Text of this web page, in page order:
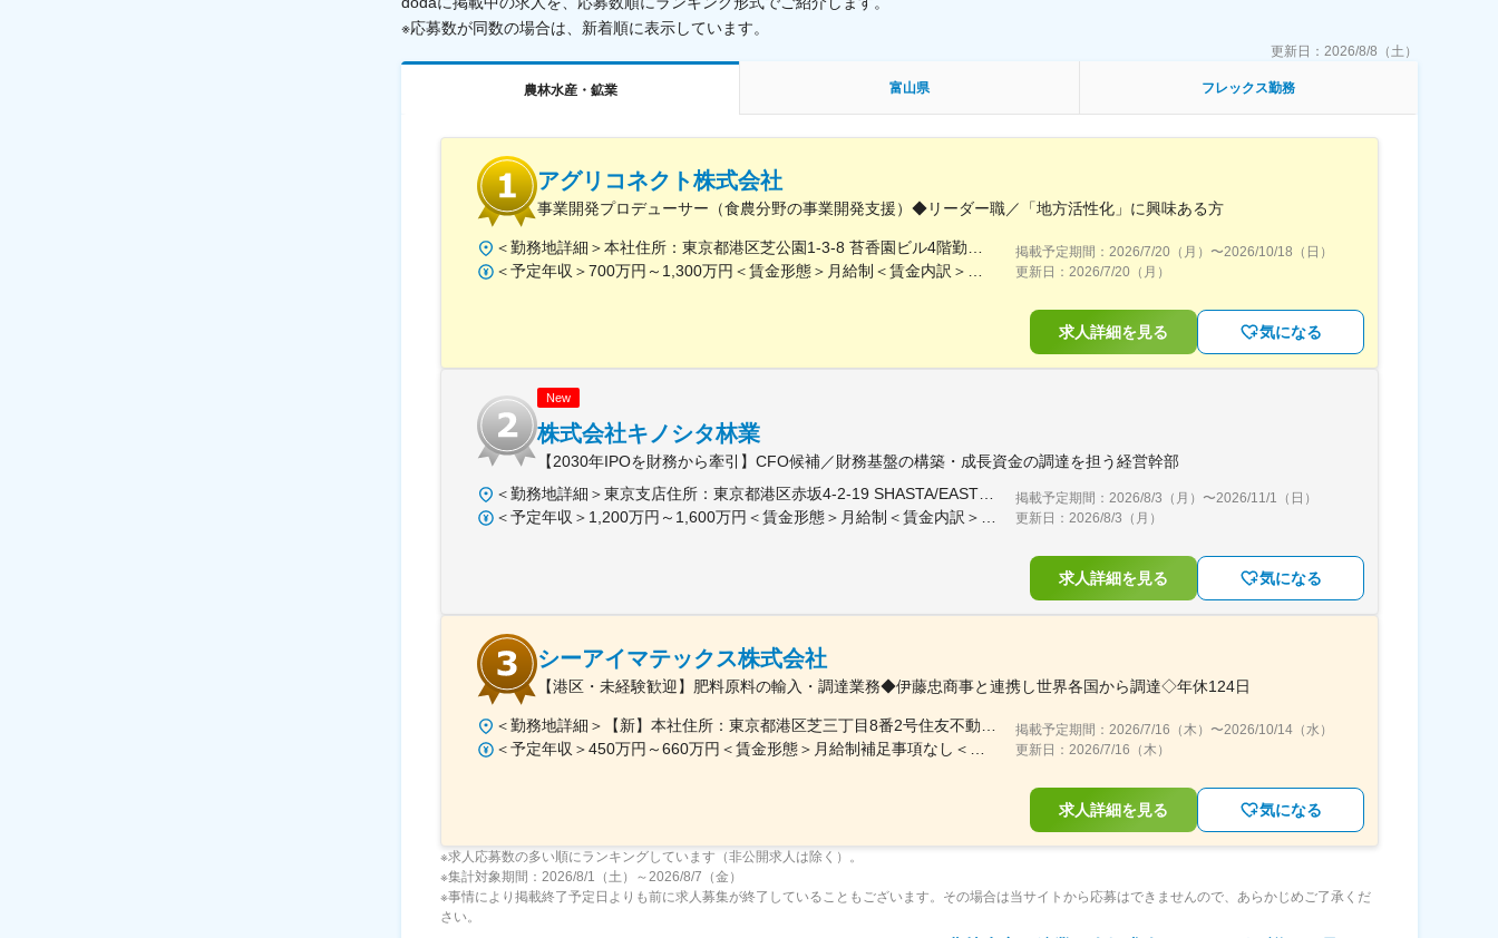
※応募数が同数の場合は、新着順に表示しています。
更新日： 2026/8/8（土）
農林水産・鉱業 富山県 フレックス勤務
アグリコネクト株式会社
事業開発プロデューサー（食農分野の事業開発支援）◆リーダー職／「地方活性化」に興味ある方
＜勤務地詳細＞本社住所：東京都港区芝公園1-3-8 苔香園ビル4階勤務地最寄駅：都営三田線／御成門駅受動喫煙対策：屋内全面禁煙変更の範囲：会社の定める事業所
＜予定年収＞700万円～1,300万円＜賃金形態＞月給制＜賃金内訳＞月額（基本給）：400,000円～650,000円固定残業手当/月：92,640円～150,510円（固定残業時間30時間0分/月）超過した時間外労働の残業手当は追加支給＜月給＞492,640円～800,510円（一律手当を含む）＜昇給有無＞有＜残業手当＞有＜給与補足＞※給与は職歴、スキルなどに応じて相談※役職がつく場合は、別途、役職手当（50,000円～10,000円）を支給※マネージャー職以上の場合は、管理職のため残業代支給対象外■昇給：年1回（4月）■賞与：年1回（12月）賃金はあくまでも目安の金額であり、選考を通じて上下する可能性があります。月給(月額)は固定手当を含めた表記です。
掲載予定期間： 2026/7/20（月） 〜2026/10/18（日）
更新日： 2026/7/20（月）
求人詳細を見る 気になる
New
株式会社キノシタ林業
【2030年IPOを財務から牽引】CFO候補／財務基盤の構築・成長資金の調達を担う経営幹部
＜勤務地詳細＞東京支店住所：東京都港区赤坂4-2-19 SHASTA/EAST 5F勤務地最寄駅：東京メトロ線／赤坂見附駅受動喫煙対策：屋内全面禁煙変更の範囲：会社の定める事業所
＜予定年収＞1,200万円～1,600万円＜賃金形態＞月給制＜賃金内訳＞月額（基本給）：625,000円～875,000円固定残業手当/月：191,360円～267,920円（固定残業時間40時間0分/月）超過した時間外労働の残業手当は追加支給＜月給＞816,360円～1,142,920円（一律手当を含む）＜昇給有無＞有＜残業手当＞有＜給与補足＞※実績に応じて柔軟に検討します。■賞与：年2回（6、12月）■昇給：年1回（3、9月）賃金はあくまでも目安の金額であり、選考を通じて上下する可能性があります。月給(月額)は固定手当を含めた表記です。
掲載予定期間： 2026/8/3（月） 〜2026/11/1（日）
更新日： 2026/8/3（月）
求人詳細を見る 気になる
シーアイマテックス株式会社
【港区・未経験歓迎】肥料原料の輸入・調達業務◆伊藤忠商事と連携し世界各国から調達◇年休124日
＜勤務地詳細＞【新】本社住所：東京都港区芝三丁目8番2号住友不動産芝公園ファーストビル９階 勤務地最寄駅：都営地下鉄三田線／芝公園駅受動喫煙対策：屋内全面禁煙変更の範囲：会社の定める事業所
＜予定年収＞450万円～660万円＜賃金形態＞月給制補足事項なし＜賃金内訳＞月額（基本給）：280,000円～378,000円＜月給＞280,000円～378,000円＜昇給有無＞有＜残業手当＞有＜給与補足＞■賞与：年2回（6月/12月）■モデル年収：年収510万円 30歳（月給280,000円＋賞与）※時間外手当除く年収620万円 37歳（月給356,000円＋賞与）※時間外手当除く賃金はあくまでも目安の金額であり、選考を通じて上下する可能性があります。月給(月額)は固定手当を含めた表記です。
掲載予定期間： 2026/7/16（木） 〜2026/10/14（水）
更新日： 2026/7/16（木）
求人詳細を見る 気になる
※求人応募数の多い順にランキングしています（非公開求人は除く）。
※集計対象期間：2026/8/1（土）～2026/8/7（金）
※事情により掲載終了予定日よりも前に求人募集が終了していることもございます。その場合は当サイトから応募はできませんので、あらかじめご了承くだ
さい。